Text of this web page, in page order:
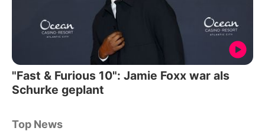
"Fast & Furious 10": Jamie Foxx war als
Schurke geplant
Top News